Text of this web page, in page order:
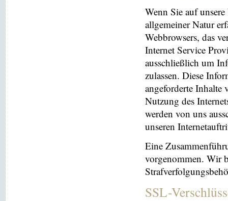
Wenn Sie auf
allgemeiner Natur
Webbrowsers, das
Internet Service
ausschließlich um
zulassen. Diese
angeforderte Inhalte
Nutzung des
werden von uns
unseren
Eine
vorgenommen. Wir
SSL-